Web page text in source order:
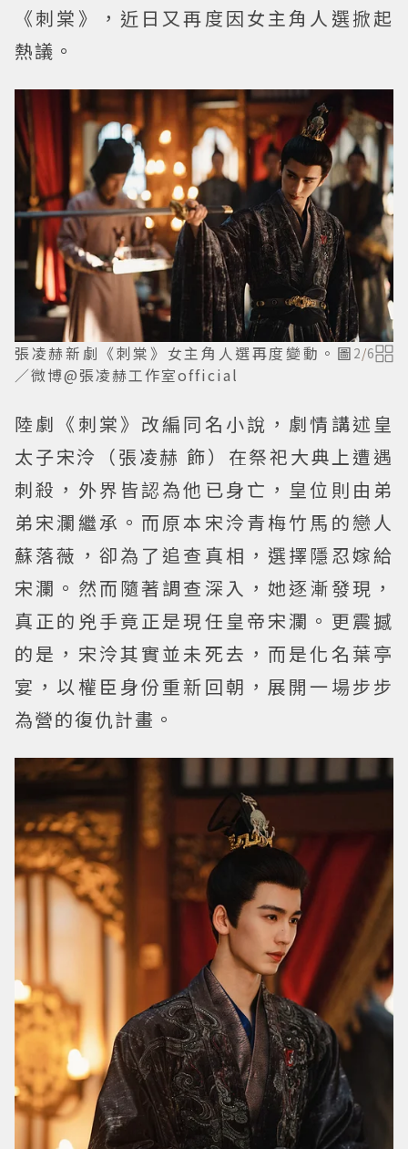
《刺棠》，近日又再度因女主角人選掀起
熱議。
張凌赫新劇《刺棠》女主角人選再度變動。圖
／微博@張凌赫工作室official
2/6
陸劇《刺棠》改編同名小說，劇情講述皇
太子宋泠（張凌赫 飾）在祭祀大典上遭遇
刺殺，外界皆認為他已身亡，皇位則由弟
弟宋瀾繼承。而原本宋泠青梅竹馬的戀人
蘇落薇，卻為了追查真相，選擇隱忍嫁給
宋瀾。然而隨著調查深入，她逐漸發現，
真正的兇手竟正是現任皇帝宋瀾。更震撼
的是，宋泠其實並未死去，而是化名葉亭
宴，以權臣身份重新回朝，展開一場步步
為營的復仇計畫。